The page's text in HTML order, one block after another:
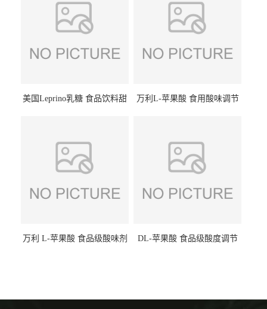
美国Leprino乳糖 食品饮料甜
万利L-苹果酸 食用酸味调节
万利 L-苹果酸 食品级酸味剂
DL-苹果酸 食品级酸度调节